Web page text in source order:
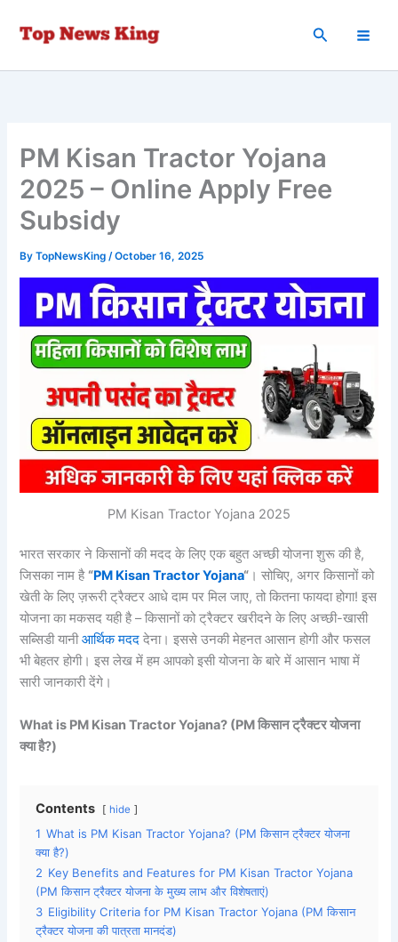
Search
PM Kisan Tractor Yojana
2025 – Online Apply Free
Subsidy
ByTopNewsKing/October 16, 2025
PM Kisan Tractor Yojana 2025
भारत सरकार ने किसानों की मदद के लिए एक बहुत अच्छी योजना शुरू की है,
जिसका नाम है “PM Kisan Tractor Yojana“ । सोचिए, अगर किसानों को
खेती के लिए ज़रूरी ट्रैक्टर आधे दाम पर मिल जाए, तो कितना फायदा होगा! इस
योजना का मकसद यही है – किसानों को ट्रैक्टर खरीदने के लिए अच्छी-खासी
सब्सिडी यानीआर्थिक मदद देना। इससे उनकी मेहनत आसान होगी और फसल
भी बेहतर होगी। इस लेख में हम आपको इसी योजना के बारे में आसान भाषा में
सारी जानकारी देंगे।
What is PM Kisan Tractor Yojana? (PMकिसानट्रैक्टरयोजना
क्याहै?)
Contents hide
1 What is PM Kisan Tractor Yojana? (PM किसान ट्रैक्टर योजना
क्या है?)
2 Key Benefits and Features for PM Kisan Tractor Yojana
(PM किसान ट्रैक्टर योजना के मुख्य लाभ और विशेषताएं)
3 Eligibility Criteria for PM Kisan Tractor Yojana (PM किसान
ट्रैक्टर योजना की पात्रता मानदंड)